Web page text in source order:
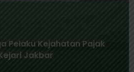
Pelaku Kejahatan Pajak
Jakbar